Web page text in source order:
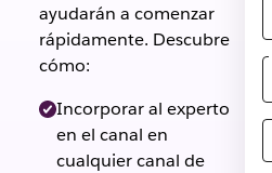
ayudarán a comenzar
rápidamente. Descubre
cómo:
Incorporar al experto
en el canal en
cualquier canal de